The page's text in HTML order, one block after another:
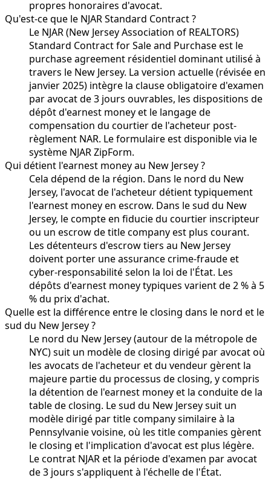
propres honoraires d'avocat.
Qu'est-ce que le NJAR Standard Contract ?
Le NJAR (New Jersey Association of REALTORS)
Standard Contract for Sale and Purchase est le
purchase agreement résidentiel dominant utilisé à
travers le New Jersey. La version actuelle (révisée en
janvier 2025) intègre la clause obligatoire d'examen
par avocat de 3 jours ouvrables, les dispositions de
dépôt d'earnest money et le langage de
compensation du courtier de l'acheteur post-
règlement NAR. Le formulaire est disponible via le
système NJAR ZipForm.
Qui détient l'earnest money au New Jersey ?
Cela dépend de la région. Dans le nord du New
Jersey, l'avocat de l'acheteur détient typiquement
l'earnest money en escrow. Dans le sud du New
Jersey, le compte en fiducie du courtier inscripteur
ou un escrow de title company est plus courant.
Les détenteurs d'escrow tiers au New Jersey
doivent porter une assurance crime-fraude et
cyber-responsabilité selon la loi de l'État. Les
dépôts d'earnest money typiques varient de 2 % à 5
% du prix d'achat.
Quelle est la différence entre le closing dans le nord et le
sud du New Jersey ?
Le nord du New Jersey (autour de la métropole de
NYC) suit un modèle de closing dirigé par avocat où
les avocats de l'acheteur et du vendeur gèrent la
majeure partie du processus de closing, y compris
la détention de l'earnest money et la conduite de la
table de closing. Le sud du New Jersey suit un
modèle dirigé par title company similaire à la
Pennsylvanie voisine, où les title companies gèrent
le closing et l'implication d'avocat est plus légère.
Le contrat NJAR et la période d'examen par avocat
de 3 jours s'appliquent à l'échelle de l'État.